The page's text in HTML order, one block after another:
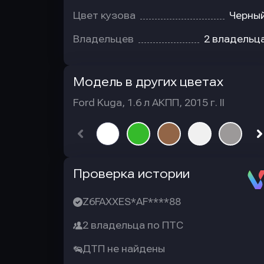
Цвет кузова
Владельцев 2
Модель в других цветах
Ford Kuga, 1.6 л АКПП, 2015 г. II
Проверка истории
Z6FAXXES*AF****88
2 владельца по ПТС
ДТП не найдены